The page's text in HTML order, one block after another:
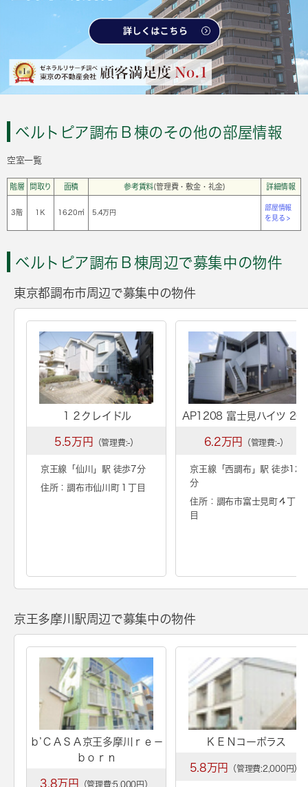
ベルトピア調布Ｂ棟のその他の部屋情報
空室一覧
階層 間取り 面積 参考賃料(管理費・敷金・礼金) 詳細情報
3階 1Ｋ 16.20㎡ 5.4万円
部屋情報
を見る >
ベルトピア調布Ｂ棟周辺で募集中の物件
東京都調布市周辺で募集中の物件
１２クレイドル
5.5万円 （管理費:-）
京王線「 仙川 」駅 徒歩7分
住所：調布市仙川町１丁目
AP1208 富士見ハイツ
6.2万円 （管理費:-）
京王線「西調布」駅 徒歩12
分
住所：調布市富士見町４丁
目
京王多摩川駅周辺で募集中の物件
ｂ’ＣＡＳＡ京王多摩川ｒｅ－
ｂｏｒｎ
3.8万円 （管理費:5,000円）
ＫＥＮコーポラス
5.8万円 （管理費:2,000円）